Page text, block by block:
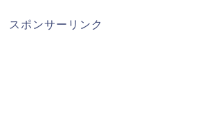
スポンサーリンク